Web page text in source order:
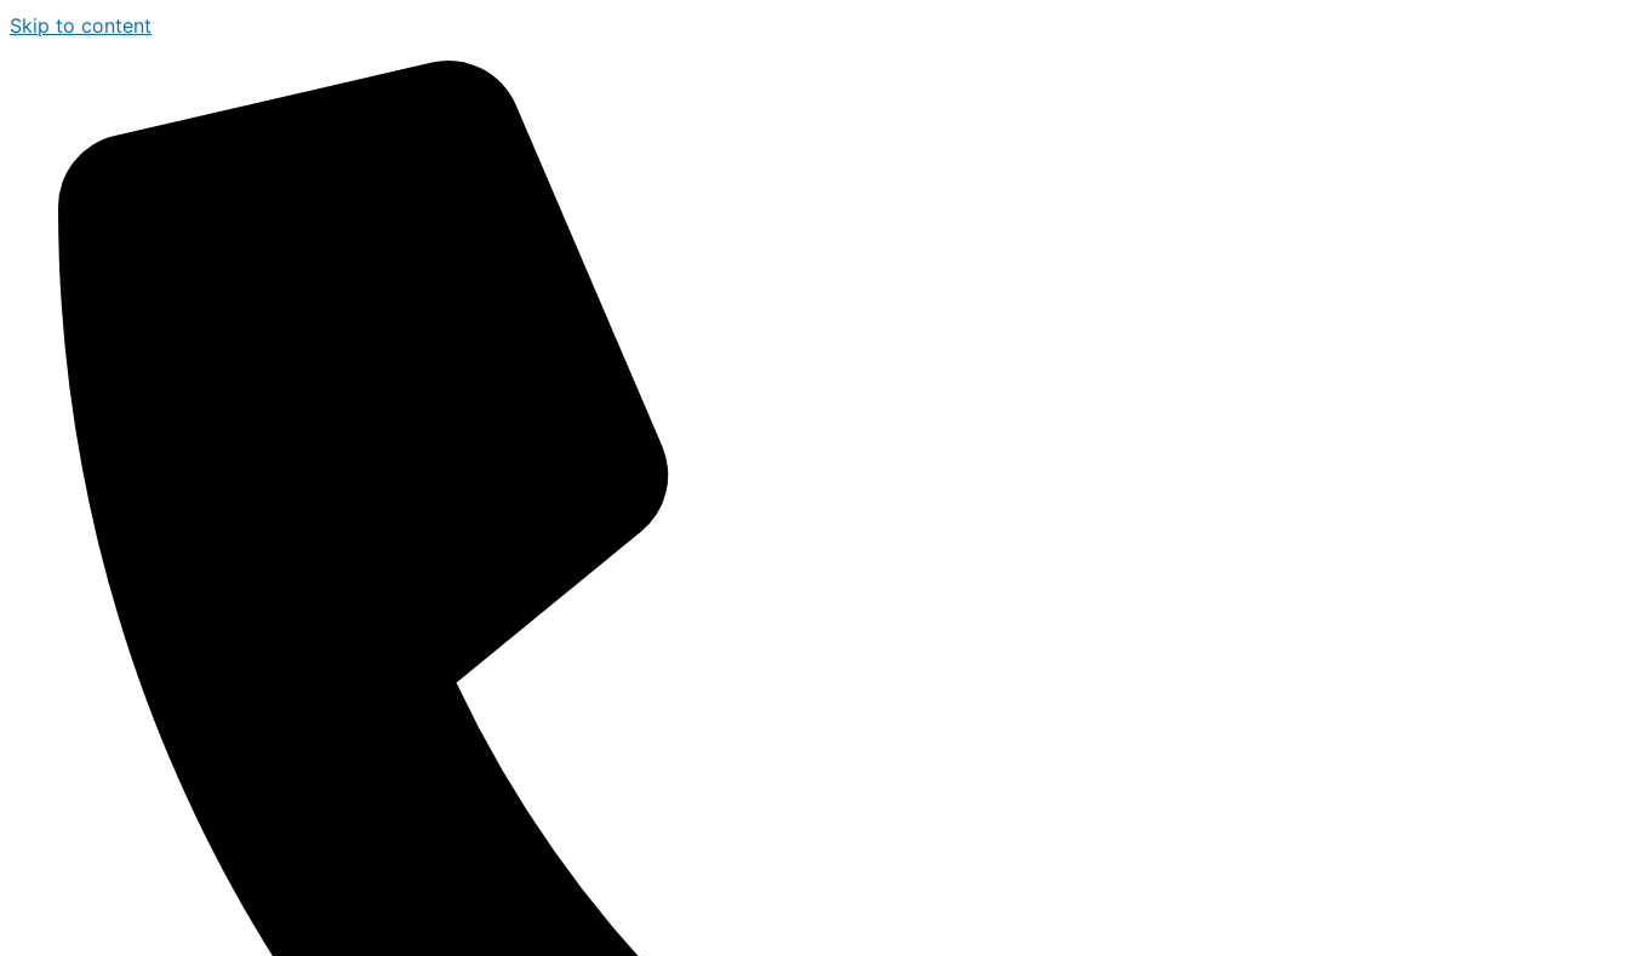
Skip to content